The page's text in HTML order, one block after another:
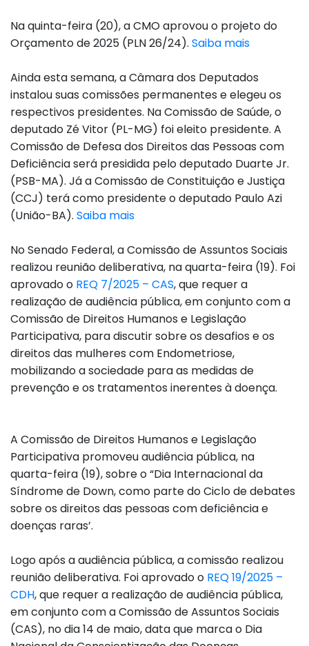
Na quinta-feira (20), a CMO aprovou o projeto do
Orçamento de 2025 (PLN 26/24). Saiba mais
Ainda esta semana, a Câmara dos Deputados
instalou suas comissões permanentes e elegeu os
respectivos presidentes. Na Comissão de Saúde, o
deputado Zé Vitor (PL-MG) foi eleito presidente. A
Comissão de Defesa dos Direitos das Pessoas com
Deficiência será presidida pelo deputado Duarte Jr.
(PSB-MA). Já a Comissão de Constituição e Justiça
(CCJ) terá como presidente o deputado Paulo Azi
(União-BA). Saiba mais
No Senado Federal, a Comissão de Assuntos Sociais
realizou reunião deliberativa, na quarta-feira (19). Foi
aprovado o REQ 7/2025 – CAS, que requer a
realização de audiência pública, em conjunto com a
Comissão de Direitos Humanos e Legislação
Participativa, para discutir sobre os desafios e os
direitos das mulheres com Endometriose,
mobilizando a sociedade para as medidas de
prevenção e os tratamentos inerentes à doença.
A Comissão de Direitos Humanos e Legislação
Participativa promoveu audiência pública, na
quarta-feira (19), sobre o “Dia Internacional da
Síndrome de Down, como parte do Ciclo de debates
sobre os direitos das pessoas com deficiência e
doenças raras’.
Logo após a audiência pública, a comissão realizou
reunião deliberativa. Foi aprovado o REQ 19/2025 –
CDH, que requer a realização de audiência pública,
em conjunto com a Comissão de Assuntos Sociais
(CAS), no dia 14 de maio, data que marca o Dia